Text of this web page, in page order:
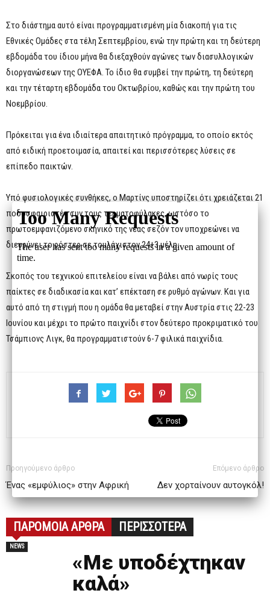
Στο διάστημα αυτό είναι προγραμματισμένη μία διακοπή για τις
Εθνικές Ομάδες στα τέλη Σεπτεμβρίου, ενώ την πρώτη και τη δεύτερη
εβδομάδα του ίδιου μήνα θα διεξαχθούν αγώνες των διασυλλογικών
διοργανώσεων της ΟΥΕΦΑ. Το ίδιο θα συμβεί την πρώτη, τη δεύτερη
και την τέταρτη εβδομάδα του Οκτωβρίου, καθώς και την πρώτη του
Νοεμβρίου.
Πρόκειται για ένα ιδιαίτερα απαιτητικό πρόγραμμα, το οποίο εκτός
από ειδική προετοιμασία, απαιτεί και περισσότερες λύσεις σε
επίπεδο παικτών.
Υπό φυσιολογικές συνθήκες, ο Μαρτίνς υποστηρίζει ότι χρειάζεται 21
ποδοσφαιριστές συν τους τερματοφύλακες, ωστόσο το
πρωτοεμφανιζόμενο σκηνικό της νέας σεζόν τον υποχρεώνει να
διευρύνει το ρόστερ σε τουλάχιστον 24+3 μέλη.
Σκοπός του τεχνικού επιτελείου είναι να βάλει από νωρίς τους
παίκτες σε διαδικασία και κατ’ επέκταση σε ρυθμό αγώνων. Και για
αυτό από τη στιγμή που η ομάδα θα μεταβεί στην Αυστρία στις 22-23
Ιουνίου και μέχρι το πρώτο παιχνίδι στον δεύτερο προκριματικό του
Τσάμπιονς Λιγκ, θα προγραμματιστούν 6-7 φιλικά παιχνίδια.
Προηγούμενο άρθρο
Ένας «εμφύλιος» στην Αφρική
Επόμενο άρθρο
Δεν χορταίνουν αυτογκόλ!
ΠΑΡΟΜΟΙΑ ΑΡΘΡΑ ΠΕΡΙΣΣΟΤΕΡΑ
NEWS
«Με υποδέχτηκαν
καλά»